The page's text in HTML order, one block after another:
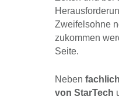
Zweifelsohne
zukommen
Seite.
Neben
von StarTech